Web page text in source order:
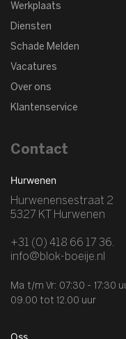
Werkplaats
Diensten
Schade Melden
Vacatures
Over ons
Klantenservice
Contact
Hurwenen
Hurwenensestraat 2
5327 KT Hurwenen
+31 (0) 418 66 17 36.
info@blok-boeije.nl
Ma t/m Vr: 07:30 - 17:30
09.00 tot 12.00 uur
Oss